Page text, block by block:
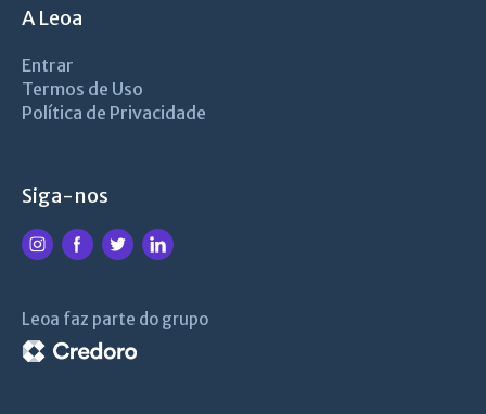
A Leoa
Entrar
Termos de Uso
Política de Privacidade
Siga-nos
Leoa faz parte do grupo